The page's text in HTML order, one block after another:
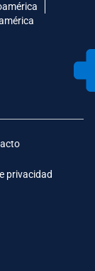
privacidad